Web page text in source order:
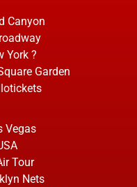
Canyon
York ?
Garden
Vegas
Tour
Nets